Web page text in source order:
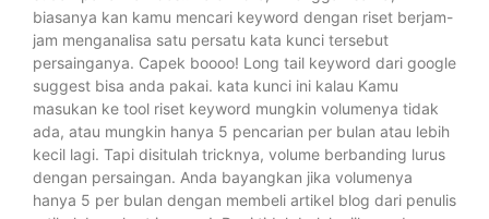
biasanya kan kamu mencari keyword dengan riset berjam-
jam menganalisa satu persatu kata kunci tersebut
persainganya. Capek boooo! Long tail keyword dari google
suggest bisa anda pakai. kata kunci ini kalau Kamu
masukan ke tool riset keyword mungkin volumenya tidak
ada, atau mungkin hanya 5 pencarian per bulan atau lebih
kecil lagi. Tapi disitulah tricknya, volume berbanding lurus
dengan persaingan. Anda bayangkan jika volumenya
hanya 5 per bulan dengan membeli artikel blog dari penulis